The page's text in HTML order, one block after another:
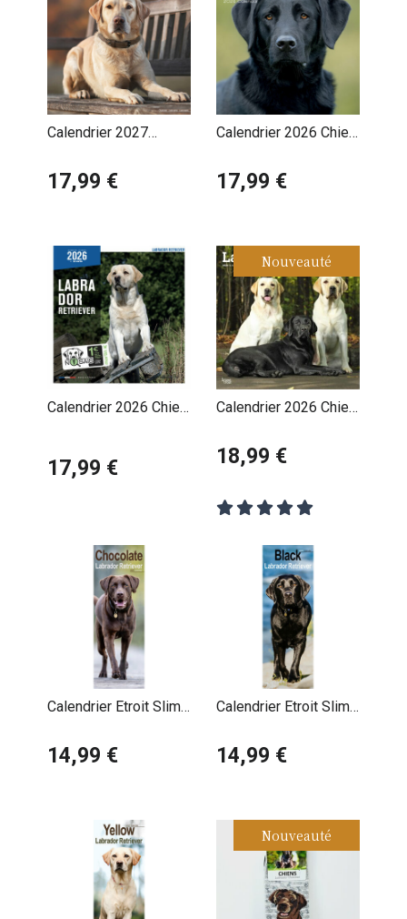
Calendrier 2027
Sable
17,99 €
Calendrier 2026 Chien
17,99 €
Calendrier 2026 Chien
17,99 €
Nouveauté
Calendrier 2026 Chien
Retriever
18,99 €
Calendrier Etroit Slim
Chocolat
14,99 €
Calendrier Etroit Slim
14,99 €
Nouveauté